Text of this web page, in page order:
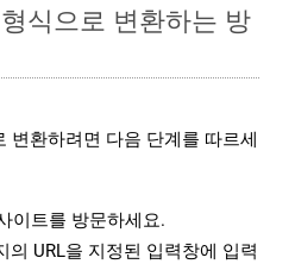
식으로 변환하는 방
변환하려면 다음 단계를 따르세
이트를 방문하세요.
의 URL을 지정된 입력창에 입력